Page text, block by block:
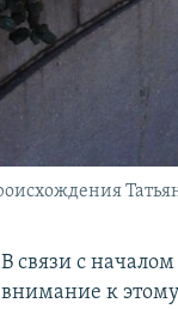
В связи с
внимание к этому